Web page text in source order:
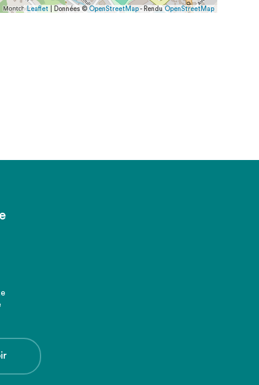
Leaflet | Données © OpenStreetMap- Rendu OpenStreetMap